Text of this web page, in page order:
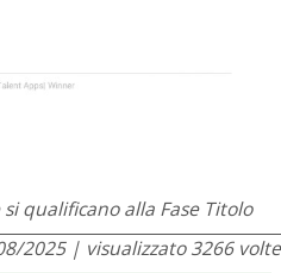
qualificano alla Fase Titolo
2025 | visualizzato 3266 volte